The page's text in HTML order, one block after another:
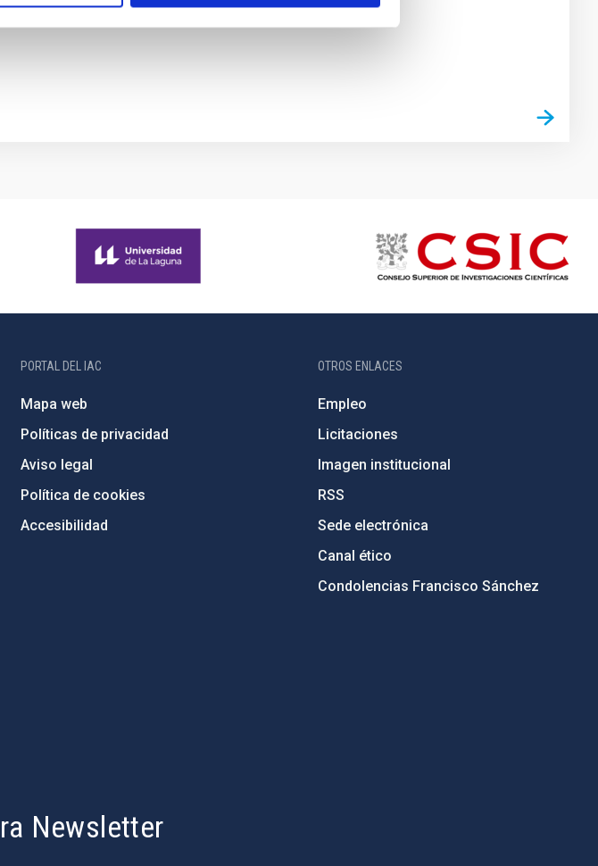
PORTAL DEL IAC
Mapa web
Políticas de privacidad
Aviso legal
Política de cookies
Accesibilidad
OTROS ENLACES
Empleo
Licitaciones
Imagen institucional
RSS
Sede electrónica
Canal ético
Condolencias Francisco Sánchez
Newsletter